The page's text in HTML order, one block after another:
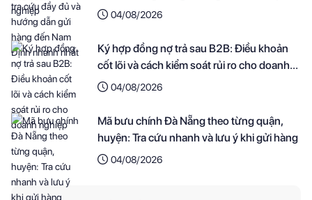
nhanh nhất
04/08/2026
Ký hợp đồng nợ trả sau B2B: Điều khoản
cốt lõi và cách kiểm soát rủi ro cho doanh
nghiệp
04/08/2026
Mã bưu chính Đà Nẵng theo từng quận,
huyện: Tra cứu nhanh và lưu ý khi gửi hàng
04/08/2026